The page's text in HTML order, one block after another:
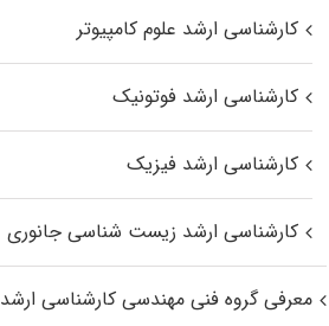
کارشناسی ارشد علوم کامپیوتر
کارشناسی ارشد فوتونیک
کارشناسی ارشد فیزیک
کارشناسی ارشد زیست‌ شناسی جانوری
معرفی گروه فنی مهندسی کارشناسی ارشد